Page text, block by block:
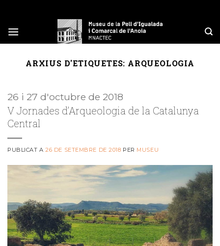
content
ARXIUS D'ETIQUETES: ARQUEOLOGIA
26 i 27 d'octubre de 2018
V Jornades d’Arqueologia de la Catalunya
Central
PUBLICAT A26 DE SETEMBRE DE 2018 PER MUSEU